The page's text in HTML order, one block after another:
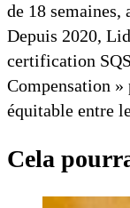
de 18 semaines,
Depuis 2020,
certification
Compensation
équitable entre
Cela